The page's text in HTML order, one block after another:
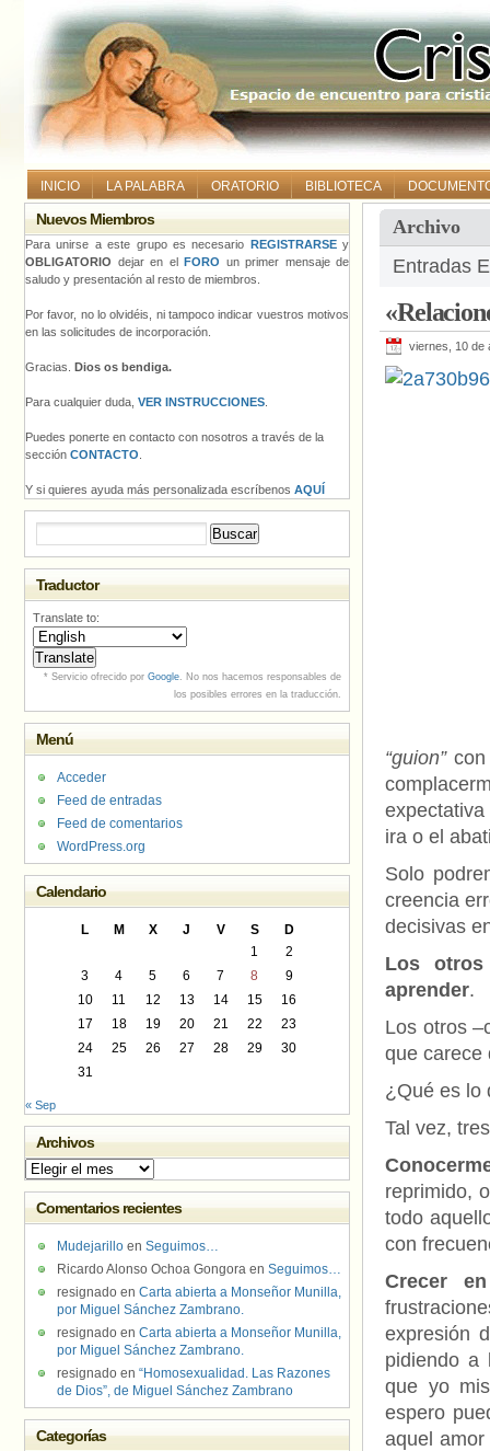
INICIO LA PALABRA ORATORIO BIBLIOTECA
Archivo
Entradas
viernes, 10 de
“guion”con
ira o el
Solo
creencia
decisivas
Los otros
aprender.
Los otros
que carece
¿Qué es lo
Tal vez,
reprimido,
todo
con
Crecer
expresión
pidiendo a
que yo
espero
aquel
Nuevos Miembros
Para unirse a este grupo es necesario REGISTRARSEy
OBLIGATORIO dejar en el FORO un primer mensaje de
saludo y presentación al resto de miembros.
Por favor, no lo olvidéis, ni tampoco indicar vuestros motivos
en las solicitudes de incorporación.
Gracias. Dios os bendiga.
Para cualquier duda, VER INSTRUCCIONES
Puedes ponerte en contacto con nosotros a través de la
sección CONTACTO
Y si quieres ayuda más personalizada escríbenos AQUÍ
Traductor
Translate to:
* Servicio ofrecido por Google. No nos hacemos responsables de
los posibles errores en la traducción.
Menú
Acceder
Feed de entradas
Feed de comentarios
WordPress.org
Calendario
L M X J V S
D
1
2
3
4 5 6 7 8
9
10
11 12 13 14 15
16
17
18 19 20 21 22
23
24
25 26 27 28 29
30
31
« Sep
Archivos
Archivos
Comentarios recientes
Mudejarillo en Seguimos…
Ricardo Alonso Ochoa Gongora en Seguimos…
resignado en Carta abierta a Monseñor Munilla,
por Miguel Sánchez Zambrano.
resignado en Carta abierta a Monseñor Munilla,
por Miguel Sánchez Zambrano.
resignado en “Homosexualidad. Las Razones
de Dios”, de Miguel Sánchez Zambrano
Categorías